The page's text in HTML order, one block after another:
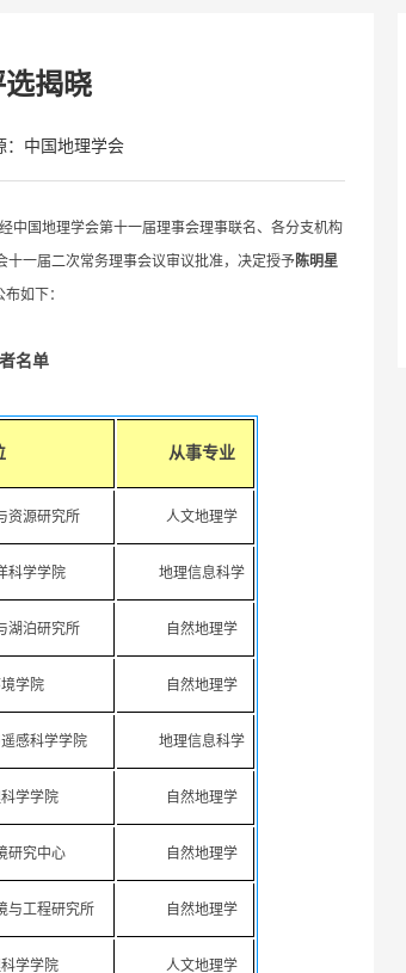
揭晓
：中国地理学会
中国地理学会第十一届理事会理事联名、各分支机构
十一届二次常务理事会议审议批准，决定授予陈明星
如下：
名单
从事专业
资源研究所 人文地理学
科学学院 地理信息科学
湖泊研究所 自然地理学
学院 自然地理学
感科学学院 地理信息科学
学学院 自然地理学
研究中心 自然地理学
与工程研究所 自然地理学
学学院 人文地理学